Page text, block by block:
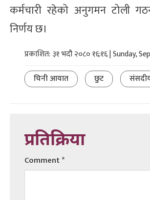
कर्मचारी रहेको अनुगमन टोली
निर्णय छ।
प्रकाशित: ३१ भदौ २०८० १६:१६ | Sunday,
चिनी आयात
छुट
प्रतिक्रिया
Comment*